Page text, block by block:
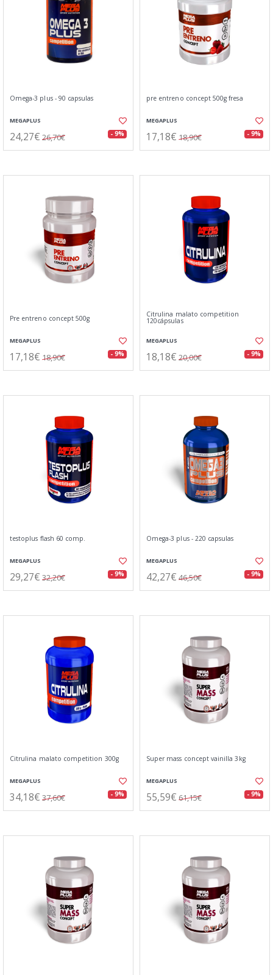
Omega-3 plus - 90 capsulas
MEGAPLUS
24,27€ 26,70€ - 9%
pre entreno concept 500g fresa
MEGAPLUS
17,18€ 18,90€ - 9%
Pre entreno concept 500g
MEGAPLUS
17,18€ 18,90€ - 9%
Citrulina malato competition
120cápsulas
MEGAPLUS
18,18€ 20,00€ - 9%
testoplus flash 60 comp.
MEGAPLUS
29,27€ 32,20€ - 9%
Omega-3 plus - 220 capsulas
MEGAPLUS
42,27€ 46,50€ - 9%
Citrulina malato competition 300g
MEGAPLUS
34,18€ 37,60€ - 9%
Super mass concept vainilla 3kg
MEGAPLUS
55,59€ 61,15€ - 9%